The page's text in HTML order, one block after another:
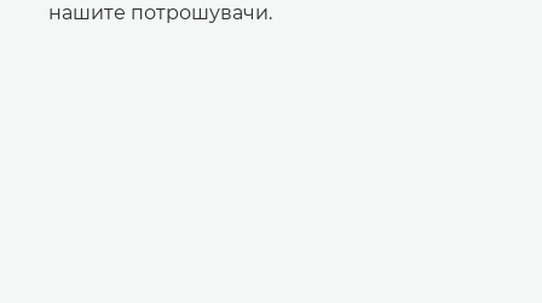
нашите потрошувачи.